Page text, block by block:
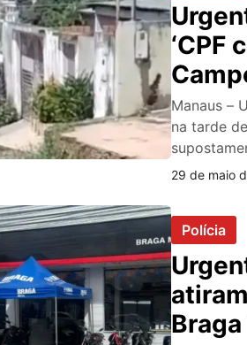
‘CPF
veja
Manaus –
na tarde
29 de maio
Polícia